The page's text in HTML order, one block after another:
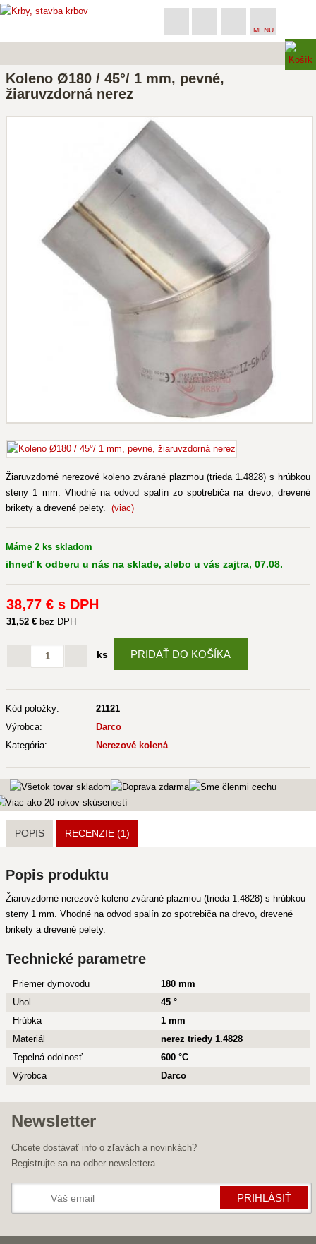
MENU
Koleno Ø180 / 45°/ 1 mm, pevné,
žiaruvzdorná nerez
Žiaruvzdorné nerezové koleno zvárané plazmou (trieda 1.4828) s hrúbkou
steny 1 mm. Vhodné na odvod spalín zo spotrebiča na drevo, drevené
brikety a drevené pelety. (viac)
Máme 2 ks skladom
ihneď k odberu u nás na sklade, alebo u vás zajtra, 07.08.
38,77 € s DPH
31,52 € bez DPH
ks PRIDAŤ DO KOŠÍKA
Kód položky:
21121
Výrobca:
Darco
Kategória:
Nerezové kolená
POPIS RECENZIE (1)
Popis produktu
Žiaruvzdorné nerezové koleno zvárané plazmou (trieda 1.4828) s hrúbkou
steny 1 mm. Vhodné na odvod spalín zo spotrebiča na drevo, drevené
brikety a drevené pelety.
Technické parametre
Priemer dymovodu
180 mm
Uhol
45 °
Hrúbka
1 mm
Materiál
nerez triedy 1.4828
Tepelná odolnosť
600 °C
Výrobca
Darco
Newsletter
Chcete dostávať info o zľavách a novinkách?
Registrujte sa na odber newslettera.
PRIHLÁSIŤ